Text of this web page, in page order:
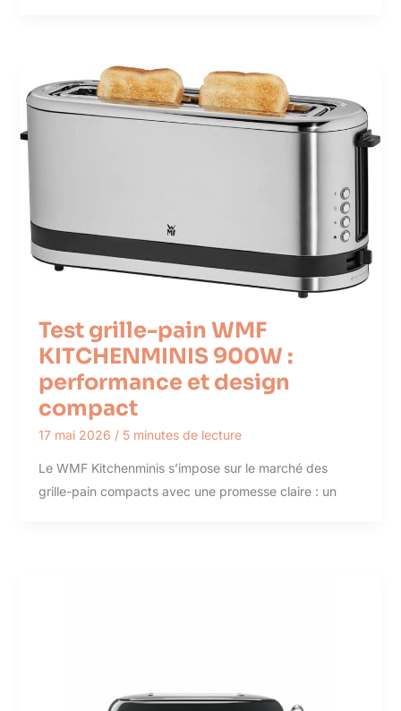
Test grille-pain WMF
KITCHENMINIS 900W :
performance et design
compact
17 mai 2026 / 5 minutes de lecture
Le WMF Kitchenminis s’impose sur le marché des
grille-pain compacts avec une promesse claire : un